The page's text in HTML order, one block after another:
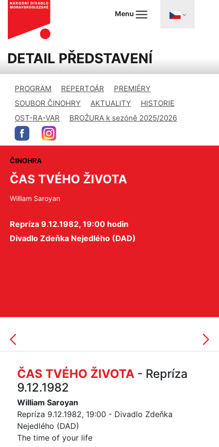
Menu
DETAIL PŘEDSTAVENÍ
PROGRAM REPERTOÁR
PREMIÉRY
SOUBOR ČINOHRY
AKTUALITY
HISTORIE
OST-RA-VAR
BROŽURA k sezóně 2025/2026
ČINOHRA
ČAS TVÉHO ŽIVOTA
William Saroyan
Repríza 9.12.1982, 19:00 hodin
Divadlo Zdeňka Nejedlého (DAD)
ČAS TVÉHO ŽIVOTA - Repríza
9.12.1982
William Saroyan
Repríza 9.12.1982, 19:00 - Divadlo Zdeňka
Nejedlého (DAD)
The time of your life